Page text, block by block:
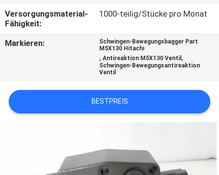
IN
VERBINDUNG
FORDERN
SIE
Versorgungsmaterial-
Fähigkeit:
1000-teilig/Stücke pro Monat
Markieren:
Schwingen-Bewegungsbagger Part
M5X130 Hitachi
,Antireaktion M5X130 Ventil ,
Schwingen-Bewegungsantireaktion
Ventil
BESTPREIS